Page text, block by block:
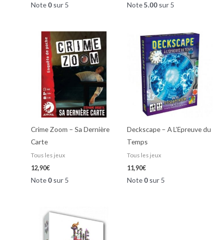
Note 0 sur 5 Note5.00sur 5
Crime Zoom – Sa Dernière
Carte
Tous les jeux
12,90€
Note 0 sur 5
Deckscape – A L’Epreuve du
Temps
Tous les jeux
11,90€
Note 0sur 5